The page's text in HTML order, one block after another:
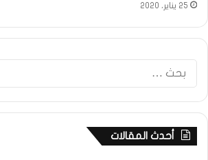
25 يناير، 2020
أحدث المقالات